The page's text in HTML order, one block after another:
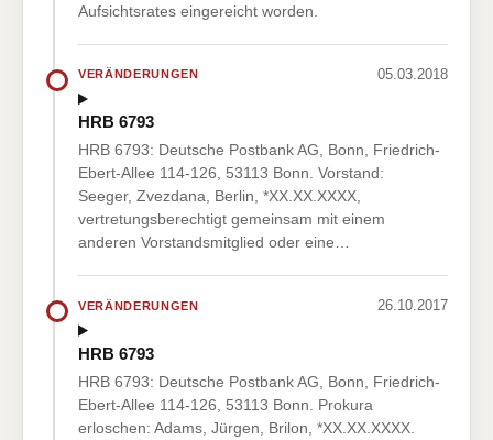
Aufsichtsrates eingereicht worden.
VERÄNDERUNGEN 05.03.2018
HRB 6793
HRB 6793: Deutsche Postbank AG, Bonn, Friedrich-
Ebert-Allee 114-126, 53113 Bonn. Vorstand:
Seeger, Zvezdana, Berlin, *XX.XX.XXXX,
vertretungsberechtigt gemeinsam mit einem
anderen Vorstandsmitglied oder eine…
VERÄNDERUNGEN 26.10.2017
HRB 6793
HRB 6793: Deutsche Postbank AG, Bonn, Friedrich-
Ebert-Allee 114-126, 53113 Bonn. Prokura
erloschen: Adams, Jürgen, Brilon, *XX.XX.XXXX.